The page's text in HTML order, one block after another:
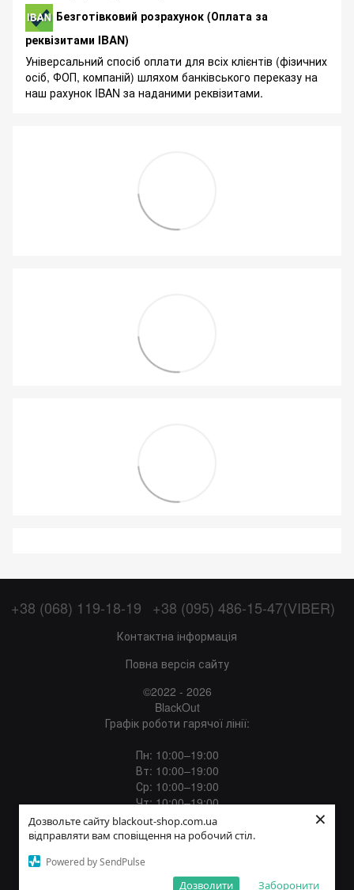
Дозвольте сайту blackout-shop.com.ua
відправляти вам сповіщення на робочий стіл.
Powered by SendPulse
Заборонити
Дозволити
×
Безготівковий розрахунок (Оплата за
реквізитами IBAN)
Універсальний спосіб оплати для всіх клієнтів (фізичних
осіб, ФОП, компаній) шляхом банківського переказу на
наш рахунок IBAN за наданими реквізитами.
+38 (068) 119-18-19 +38 (095) 486-15-47(VIBER)
Контактна інформація
Повна версія сайту
©2022 - 2026
BlackOut
Графік роботи гарячої лінії:
Пн: 10:00–19:00
Вт: 10:00–19:00
Ср: 10:00–19:00
Чт: 10:00–19:00
Пт: 10:00–19:00
Сб: 12:00–18:00
Рус